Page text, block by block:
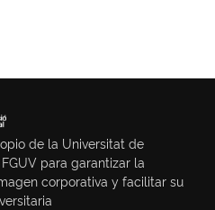
de la Universitat de
para garantizar la
corporativa y facilitar su